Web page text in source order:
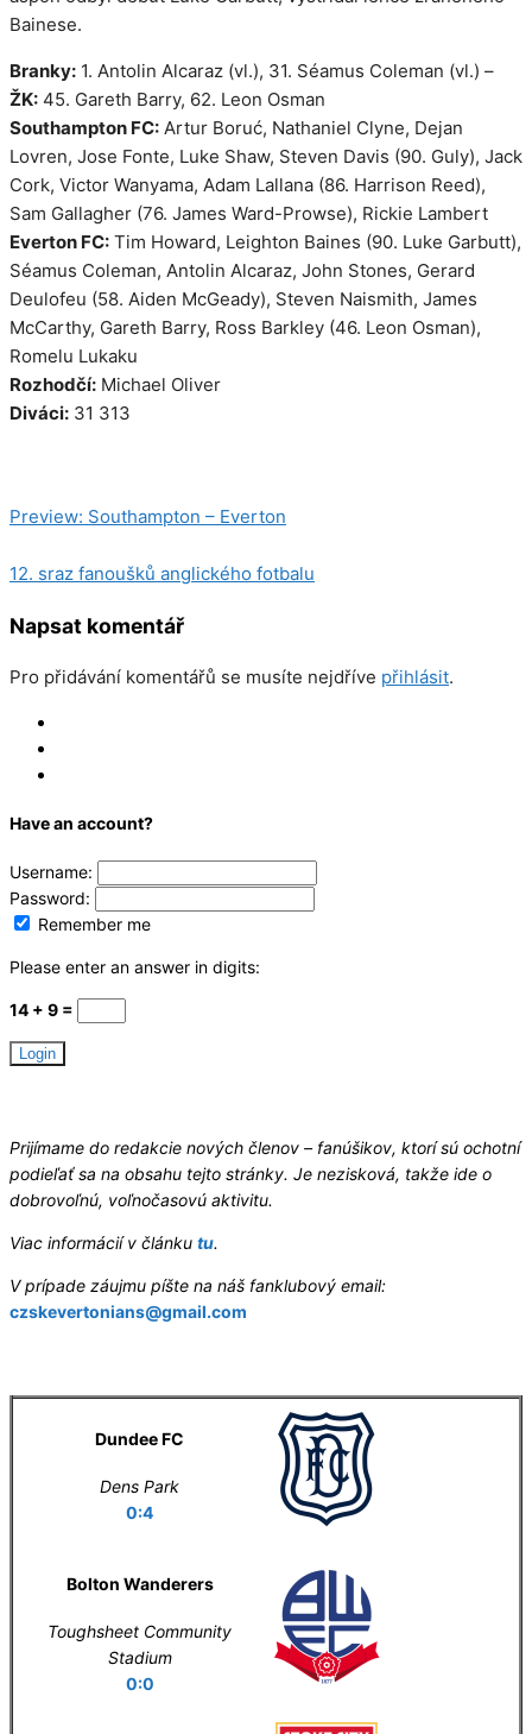
Bainese.
Branky: 1. Antolin Alcaraz (vl.), 31. Séamus Coleman (vl.) –
ŽK: 45. Gareth Barry, 62. Leon Osman
Southampton FC: Artur Boruć, Nathaniel Clyne, Dejan
Lovren, Jose Fonte, Luke Shaw, Steven Davis (90. Guly), Jack
Cork, Victor Wanyama, Adam Lallana (86. Harrison Reed),
Sam Gallagher (76. James Ward-Prowse), Rickie Lambert
Everton FC: Tim Howard, Leighton Baines (90. Luke Garbutt),
Séamus Coleman, Antolin Alcaraz, John Stones, Gerard
Deulofeu (58. Aiden McGeady), Steven Naismith, James
McCarthy, Gareth Barry, Ross Barkley (46. Leon Osman),
Romelu Lukaku
Rozhodčí: Michael Oliver
Diváci: 31 313
Preview: Southampton – Everton
12. sraz fanoušků anglického fotbalu
Napsat komentář
Pro přidávání komentářů se musíte nejdříve přihlásit.
Have an account?
Username:
Password:
Remember me
Please enter an answer in digits:
14 + 9 =
Prijímame do redakcie nových členov – fanúšikov, ktorí sú ochotní
podieľať sa na obsahu tejto stránky. Je nezisková, takže ide o
dobrovoľnú, voľnočasovú aktivitu.
Viac informácií v článku tu.
V prípade záujmu píšte na náš fanklubový email:
czskevertonians@gmail.com
Dundee FC
Dens Park
0:4
Bolton Wanderers
Toughsheet Community
Stadium
0:0